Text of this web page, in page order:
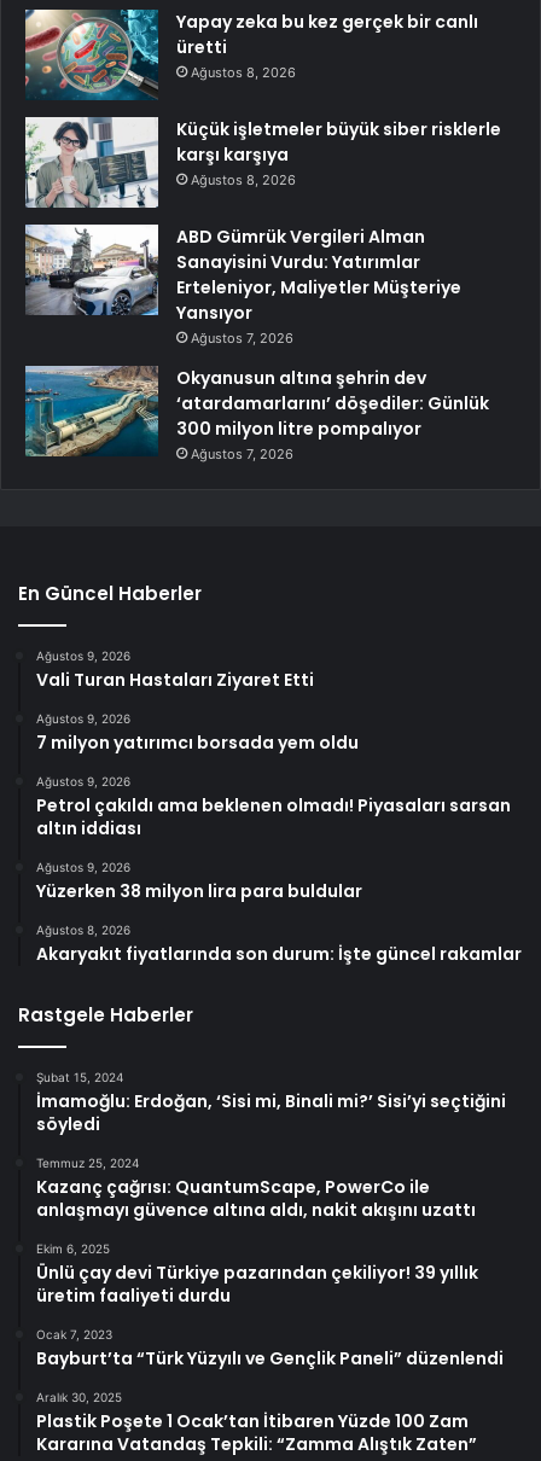
Yapay zeka bu kez gerçek bir canlı
üretti
Ağustos 8, 2026
Küçük işletmeler büyük siber risklerle
karşı karşıya
Ağustos 8, 2026
ABD Gümrük Vergileri Alman
Sanayisini Vurdu: Yatırımlar
Erteleniyor, Maliyetler Müşteriye
Yansıyor
Ağustos 7, 2026
Okyanusun altına şehrin dev
‘atardamarlarını’ döşediler: Günlük
300 milyon litre pompalıyor
Ağustos 7, 2026
En Güncel Haberler
Ağustos 9, 2026
Vali Turan Hastaları Ziyaret Etti
Ağustos 9, 2026
7 milyon yatırımcı borsada yem oldu
Ağustos 9, 2026
Petrol çakıldı ama beklenen olmadı! Piyasaları sarsan
altın iddiası
Ağustos 9, 2026
Yüzerken 38 milyon lira para buldular
Ağustos 8, 2026
Akaryakıt fiyatlarında son durum: İşte güncel rakamlar
Rastgele Haberler
Şubat 15, 2024
İmamoğlu: Erdoğan, ‘Sisi mi, Binali mi?’ Sisi’yi seçtiğini
söyledi
Temmuz 25, 2024
Kazanç çağrısı: QuantumScape, PowerCo ile
anlaşmayı güvence altına aldı, nakit akışını uzattı
Ekim 6, 2025
Ünlü çay devi Türkiye pazarından çekiliyor! 39 yıllık
üretim faaliyeti durdu
Ocak 7, 2023
Bayburt’ta “Türk Yüzyılı ve Gençlik Paneli” düzenlendi
Aralık 30, 2025
Plastik Poşete 1 Ocak’tan İtibaren Yüzde 100 Zam
Kararına Vatandaş Tepkili: “Zamma Alıştık Zaten”